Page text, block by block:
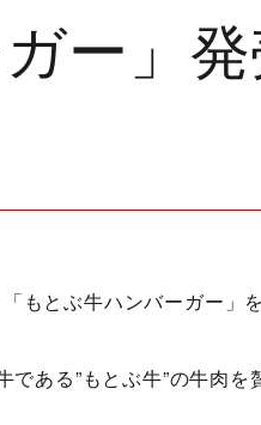
ー」
もとぶ牛ハンバーガー」
ある”もとぶ牛”の牛肉を